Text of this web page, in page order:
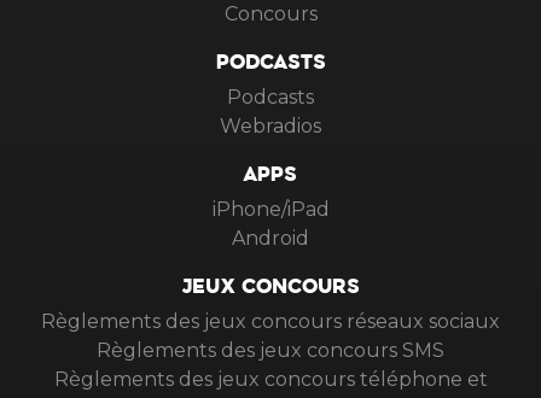
Concours
PODCASTS
Podcasts
Webradios
APPS
iPhone/iPad
Android
JEUX CONCOURS
Règlements des jeux concours réseaux sociaux
Règlements des jeux concours SMS
Règlements des jeux concours téléphone et